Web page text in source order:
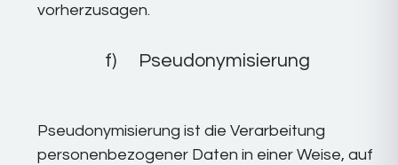
vorherzusagen.
f) Pseudonymisierung
Pseudonymisierung ist die Verarbeitung
personenbezogener Daten in einer Weise, auf